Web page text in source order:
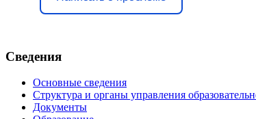
Сведения
Основные сведения
Структура и органы управления
Документы